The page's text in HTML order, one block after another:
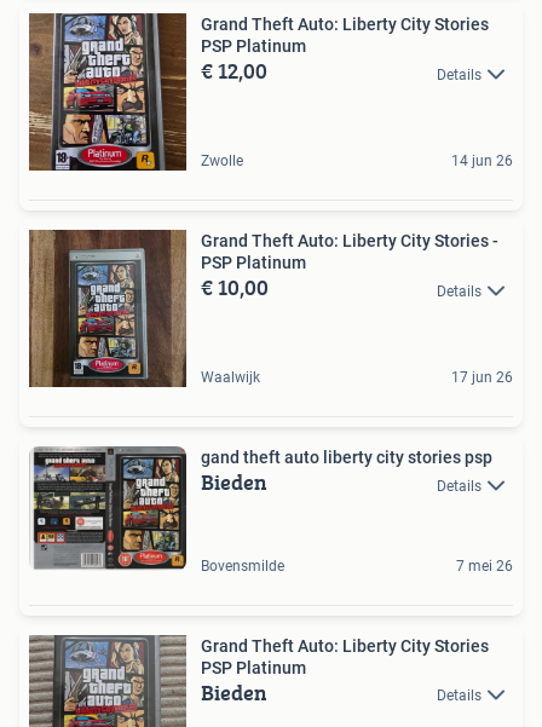
Grand Theft Auto: Liberty City Stories
PSP Platinum
€ 12,00 Details
Zwolle 14 jun 26
Grand Theft Auto: Liberty City Stories -
PSP Platinum
€ 10,00 Details
Waalwijk 17 jun 26
gand theft auto liberty city stories psp
Bieden Details
Bovensmilde 7 mei 26
Grand Theft Auto: Liberty City Stories
PSP Platinum
Bieden Details